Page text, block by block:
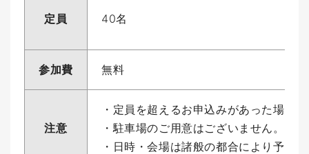
定員 40名
参加費 無料
注意
・定員を超えるお申込みがあった場合
・駐車場のご用意はございません。各
・日時・会場は諸般の都合により予告